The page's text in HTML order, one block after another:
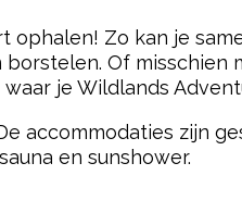
ophalen! Zo kan je
Of misschien
je Wildlands
accommodaties zijn
en sunshower.